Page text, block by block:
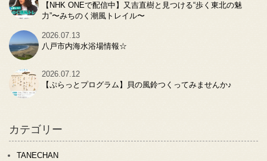
【NHK ONEで配信中】又吉直樹と見つける“歩く東北の魅
力”〜みちのく潮風トレイル〜
2026.07.13
八戸市内海水浴場情報☆
2026.07.12
【ぷらっとプログラム】貝の風鈴つくってみませんか♪
カテゴリー
TANECHAN